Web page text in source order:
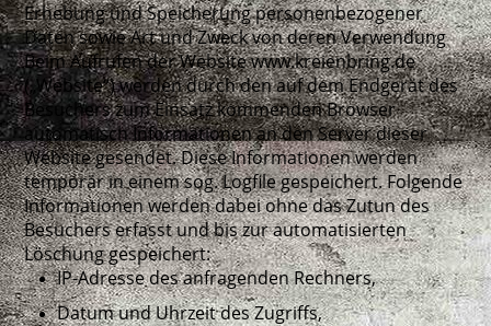
Erhebung und Speicherung personenbezogener
Daten sowie Art und Zweck von deren Verwendung
Beim Aufrufen der Website www.kreienbring.de
(„Website“) werden durch den auf dem Endgerät des
Besuchers zum Einsatz kommenden Browser
automatisch Informationen an den Server dieser
Website gesendet. Diese Informationen werden
temporär in einem sog. Logfile gespeichert. Folgende
Informationen werden dabei ohne das Zutun des
Besuchers erfasst und bis zur automatisierten
Löschung gespeichert:
IP-Adresse des anfragenden Rechners,
Datum und Uhrzeit des Zugriffs,